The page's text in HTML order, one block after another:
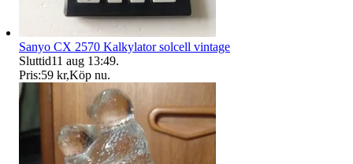
Sanyo CX 2570 Kalkylator solcell vintage
Sluttid11 aug 13:49.
Pris:59 kr,Köp nu.